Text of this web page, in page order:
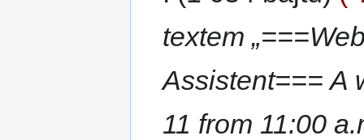
textem
Assistent=== A
11 from 11:00